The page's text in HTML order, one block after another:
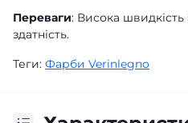
Переваги: Висока
здатність.
Теги: Фарби Verinlegno